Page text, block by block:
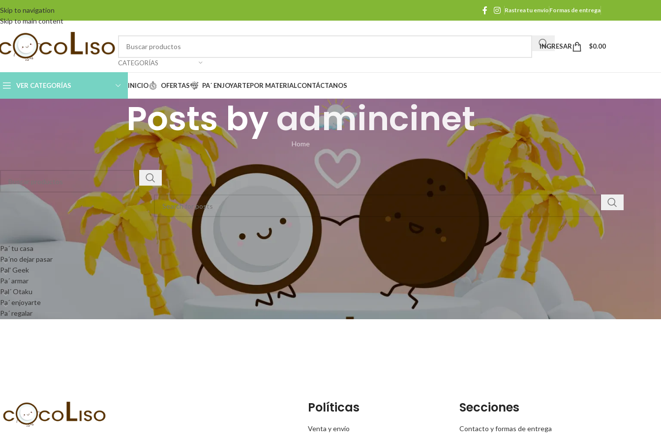
Skip to navigation
Skip to main content
Rastrea tu envío Formas de entrega
CATEGORÍAS
INGRESAR $0.00
VER CATEGORÍAS INICIO OFERTAS PA´ ENJOYARTEPOR MATERIALCONTÁCTANOS
Posts byadmincinet
Home
BUSCAR PRODUCTOS EN LA TIENDA
Pa´ tu casa
Pa´no dejar pasar
Pal' Geek
Pa´ armar
Pal´ Otaku
Pa´ enjoyarte
Pa´ regalar
Nothing Found
Apologies, but no results were found. Perhaps searching will help find a related post.
Políticas
Venta y envío
Secciones
Contacto y formas de entrega